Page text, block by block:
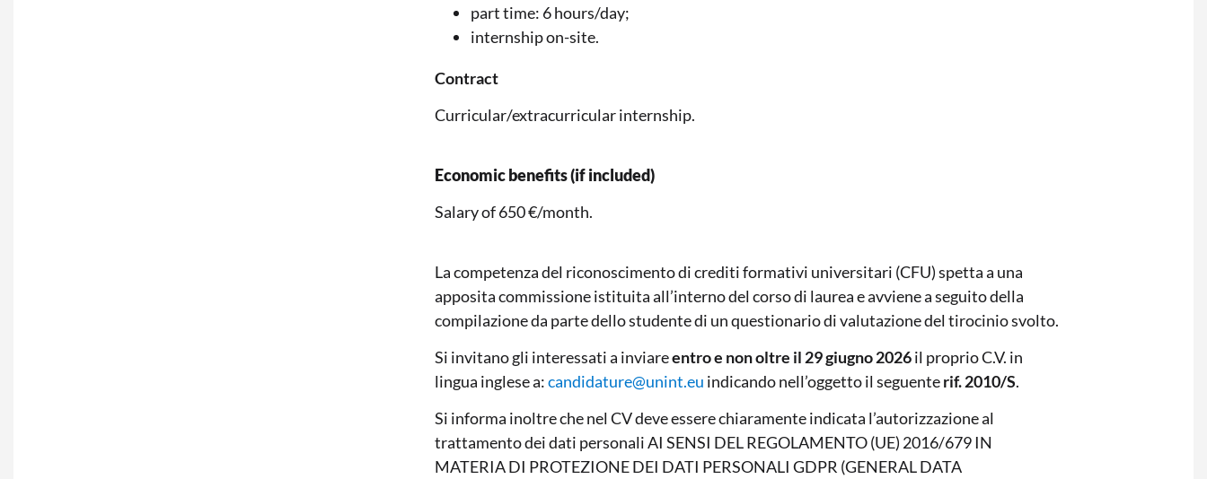
part time: 6 hours/day;
internship on-site.
Contract
Curricular/extracurricular internship.
Economic benefits (if included)
Salary of 650 €/month.
La competenza del riconoscimento di crediti formativi universitari (CFU) spetta a una
apposita commissione istituita all’interno del corso di laurea e avviene a seguito della
compilazione da parte dello studente di un questionario di valutazione del tirocinio svolto.
Si invitano gli interessati a inviareentro e non oltre il 29 giugno 2026il proprio C.V. in
lingua inglese a:candidature@unint.eu indicando nell’oggetto il seguenterif. 2010/S.
Si informa inoltre che nel CV deve essere chiaramente indicata l’autorizzazione al
trattamento dei dati personali AI SENSI DEL REGOLAMENTO (UE) 2016/679 IN
MATERIA DI PROTEZIONE DEI DATI PERSONALI GDPR (GENERAL DATA